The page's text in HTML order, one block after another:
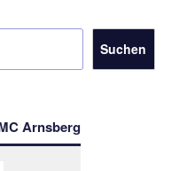
Suchen
Arnsberg